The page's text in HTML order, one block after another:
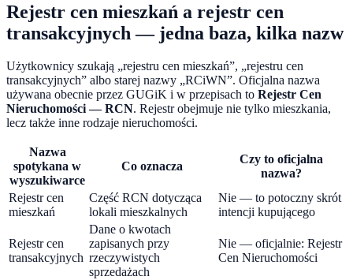
Rejestr cen mieszkań a rejestr cen
transakcyjnych — jedna baza, kilka nazw
Użytkownicy szukają „rejestru cen mieszkań”, „rejestru cen
transakcyjnych” albo starej nazwy „RCiWN”. Oficjalna nazwa
używana obecnie przez GUGiK i w przepisach to Rejestr Cen
Nieruchomości — RCN. Rejestr obejmuje nie tylko mieszkania,
lecz także inne rodzaje nieruchomości.
Nazwa
spotykana w
wyszukiwarce
Co oznacza
Czy to oficjalna
nazwa?
Rejestr cen
mieszkań
Część RCN dotycząca
lokali mieszkalnych
Nie — to potoczny skrót
intencji kupującego
Rejestr cen
transakcyjnych
Dane o kwotach
zapisanych przy
rzeczywistych
sprzedażach
Nie — oficjalnie: Rejestr
Cen Nieruchomości